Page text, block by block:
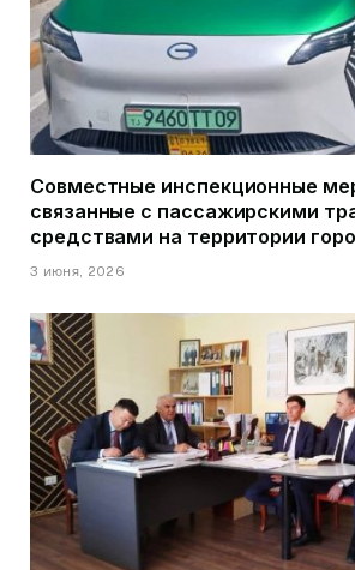
Совместные инспекционные
связанные с пассажирскими
средствами на территории
3 июня, 2026